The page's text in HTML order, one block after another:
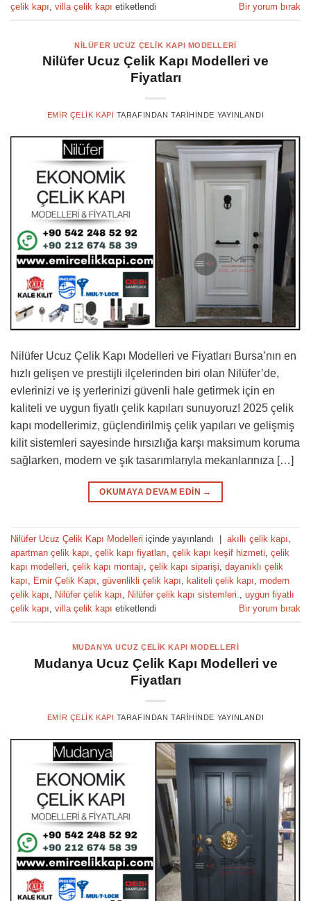
çelik kapı villa çelik kapı etiketlendi Bir yorum bırak
NILÜFER UCUZ ÇELIK KAPI MODELLERI
Nilüfer Ucuz Çelik Kapı Modelleri ve
Fiyatları
EMIR ÇELIK KAPI TARAFINDAN TARIHINDE YAYINLANDI
Nilüfer Ucuz Çelik Kapı Modelleri ve Fiyatları Bursa’nın en
hızlı gelişen ve prestijli ilçelerinden biri olan Nilüfer’de,
evlerinizi ve iş yerlerinizi güvenli hale getirmek için en
kaliteli ve uygun fiyatlı çelik kapıları sunuyoruz! 2025 çelik
kapı modellerimiz, güçlendirilmiş çelik yapıları ve gelişmiş
kilit sistemleri sayesinde hırsızlığa karşı maksimum koruma
sağlarken, modern ve şık tasarımlarıyla mekanlarınıza […]
OKUMAYA DEVAM EDIN →
Nilüfer Ucuz Çelik Kapı Modelleri içinde yayınlandı akıllı çelik kapı,
apartman çelik kapı, çelik kapı fiyatları, çelik kapı keşif hizmeti, çelik
kapı modelleri, çelik kapı montajı, çelik kapı siparişi, dayanıklı çelik
kapı, Emir Çelik Kapı, güvenlikli çelik kapı, kaliteli çelik kapı, modern
çelik kapı, Nilüfer çelik kapı, Nilüfer çelik kapı sistemleri., uygun fiyatlı
çelik kapı, villa çelik kapı etiketlendi Bir yorum bırak
MUDANYA UCUZ ÇELIK KAPI MODELLERI
Mudanya Ucuz Çelik Kapı Modelleri ve
Fiyatları
EMIR ÇELIK KAPI TARAFINDAN TARIHINDE YAYINLANDI